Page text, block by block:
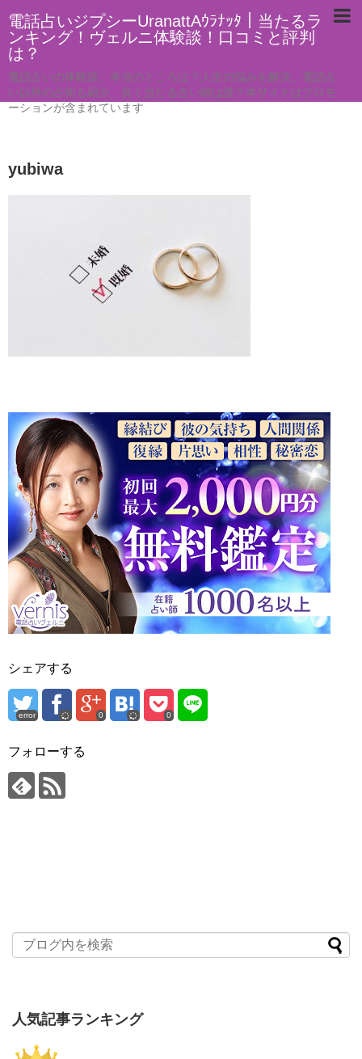
電話占いジプシーUranattAｳﾗﾅｯﾀ｜当たるラ
ンキング！ヴェルニ体験談！口コミと評判
は？
電話占いの体験談。本当のところは？人生の悩みを解決。電話占
い以外の占術も紹介。良く当たる占い師は誰？本サイトはプロモ
ーションが含まれています
yubiwa
シェアする
error 0 0
フォローする
人気記事ランキング